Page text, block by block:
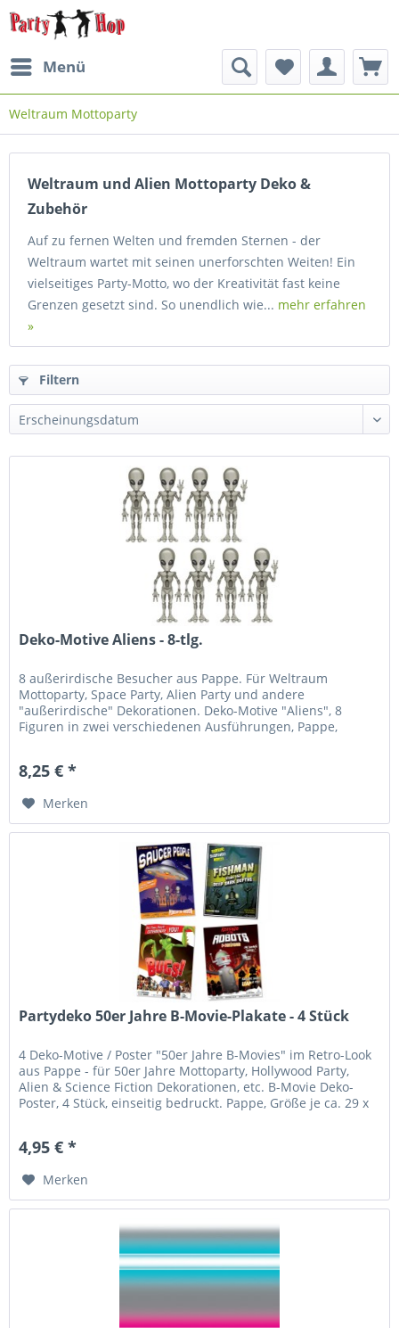
Menü
Weltraum Mottoparty
Weltraum und Alien Mottoparty Deko &
Zubehör
Auf zu fernen Welten und fremden Sternen - der
Weltraum wartet mit seinen unerforschten Weiten! Ein
vielseitiges Party-Motto, wo der Kreativität fast keine
Grenzen gesetzt sind. So unendlich wie... mehr erfahren
»
Filtern
Deko-Motive Aliens - 8-tlg.
8 außerirdische Besucher aus Pappe. Für Weltraum
Mottoparty, Space Party, Alien Party und andere
"außerirdische" Dekorationen. Deko-Motive "Aliens", 8
Figuren in zwei verschiedenen Ausführungen, Pappe,
8,25 € *
Merken
Partydeko 50er Jahre B-Movie-Plakate - 4 Stück
4 Deko-Motive / Poster "50er Jahre B-Movies" im Retro-Look
aus Pappe - für 50er Jahre Mottoparty, Hollywood Party,
Alien & Science Fiction Dekorationen, etc. B-Movie Deko-
Poster, 4 Stück, einseitig bedruckt. Pappe, Größe je ca. 29 x
4,95 € *
Merken